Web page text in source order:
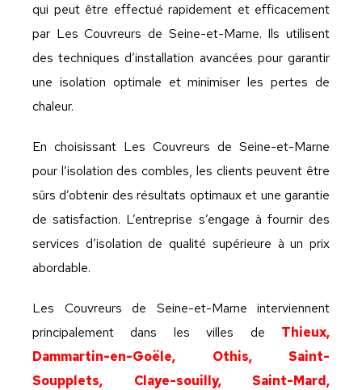
qui peut être effectué rapidement et efficacement
par Les Couvreurs de Seine-et-Marne. Ils utilisent
des techniques d’installation avancées pour garantir
une isolation optimale et minimiser les pertes de
chaleur.
En choisissant Les Couvreurs de Seine-et-Marne
pour l’isolation des combles, les clients peuvent être
sûrs d’obtenir des résultats optimaux et une garantie
de satisfaction. L’entreprise s’engage à fournir des
services d’isolation de qualité supérieure à un prix
abordable.
Les Couvreurs de Seine-et-Marne interviennent
principalement dans les villes de Thieux,
Dammartin-en-Goële, Othis, Saint-
Soupplets, Claye-souilly, Saint-Mard,